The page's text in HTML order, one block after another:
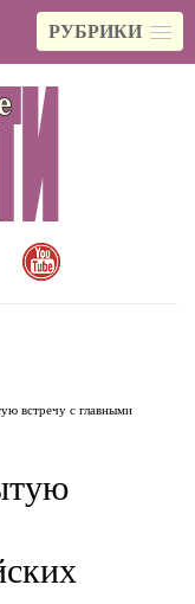
РУБРИКИ
встречу с главными